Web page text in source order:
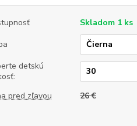
Skladom 1 ks
detskú
pred zľavou
26 €